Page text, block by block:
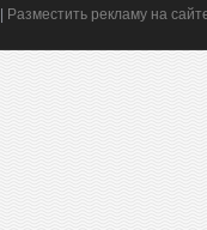
Разместить рекламу на